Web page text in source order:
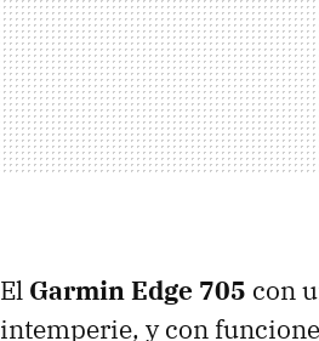
El Garmin Edge 705 con
intemperie, y con